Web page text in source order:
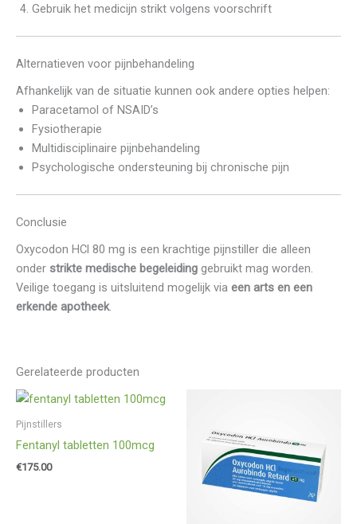
Gebruik het medicijn strikt volgens voorschrift
Alternatieven voor pijnbehandeling
Afhankelijk van de situatie kunnen ook andere opties helpen:
Paracetamol of NSAID’s
Fysiotherapie
Multidisciplinaire pijnbehandeling
Psychologische ondersteuning bij chronische pijn
Conclusie
Oxycodon HCl 80 mg is een krachtige pijnstiller die alleen
onder strikte medische begeleiding gebruikt mag worden.
Veilige toegang is uitsluitend mogelijk via een arts en een
erkende apotheek.
Gerelateerde producten
Pijnstillers
Fentanyl tabletten 100mcg
€175.00